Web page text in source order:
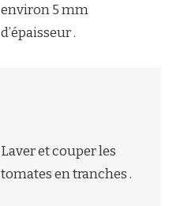
environ 5 mm
d’épaisseur .
Laver et couper les
tomates en tranches .